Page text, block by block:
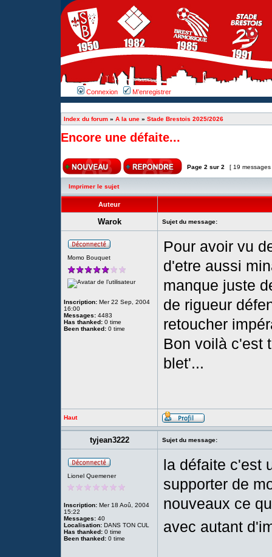
Connexion M’enregistrer
Index du forum » A la une » Stade Brestois 2025/2026
Encore une défaite...
Page 2 sur 2 [ 19
Imprimer le sujet
Auteur
Warok Sujet du message:
Momo Bouquet
Inscription: Mer 22 Sep, 2004
16:00
Messages: 4483
Has thanked: 0 time
Been thanked: 0 time
Pour avoir vu
d'etre aussi
manque juste
de rigueur
retoucher
Bon voilà c'est
blet'...
Haut
tyjean3222 Sujet du message:
Lionel Quemener
Inscription: Mer 18 Aoû, 2004
15:22
Messages: 40
Localisation: DANS TON CUL
Has thanked: 0 time
Been thanked: 0 time
la défaite c'est
supporter de
nouveaux ce
avec autant